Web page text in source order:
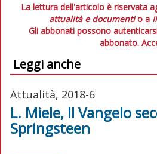
La lettura dell'articolo è riservata
attualità e documentio a
Gli abbonati possono
abbonato.
Leggi anche
Attualità, 2018-6
L. Miele, Il Vangelo
Springsteen